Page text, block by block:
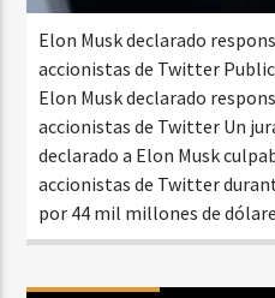
Elon Musk declarado
accionistas de Twitter
Elon Musk declarado
accionistas de Twitter Un
declarado a Elon Musk
accionistas de Twitter
por 44 mil millones de